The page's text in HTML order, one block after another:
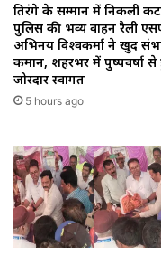
तिरंगे के सम्मान में निकली
पुलिस की भव्य वाहन रैली
अभिनय विश्वकर्मा ने खुद
कमान, शहरभर में पुष्पवर्षा
जोरदार स्वागत
5 hours ago